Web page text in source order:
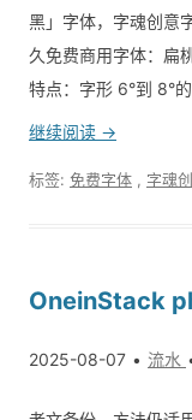
黑」字体，字魂创意
久免费商用字体：扁
特点：字形 6°到 8°
继续阅读 →
标签: 免费字体 字魂
OneinStack
2025-08-07 流水